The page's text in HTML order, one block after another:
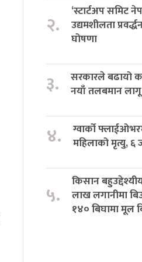
२.
‘स्टार्टअप समिट
उद्यमशीलता
घोषणा
३.
सरकारले बढायो
नयाँ तलबमान लागू
४.
ग्वार्को
महिलाको मृत्यु, ६
५.
किसान
लाख लगानीमा
१४० बिघामा मूल